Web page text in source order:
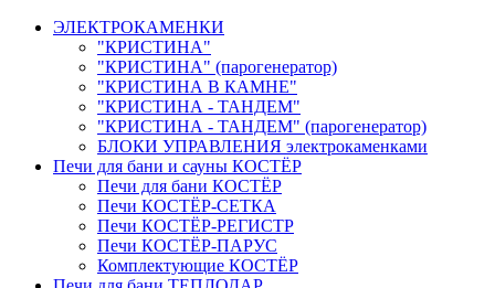
ЭЛЕКТРОКАМЕНКИ
"КРИСТИНА"
"КРИСТИНА" (парогенератор)
"КРИСТИНА В КАМНЕ"
"КРИСТИНА - ТАНДЕМ"
"КРИСТИНА - ТАНДЕМ" (парогенератор)
БЛОКИ УПРАВЛЕНИЯ электрокаменками
Печи для бани и сауны КОСТЁР
Печи для бани КОСТЁР
Печи КОСТЁР-СЕТКА
Печи КОСТЁР-РЕГИСТР
Печи КОСТЁР-ПАРУС
Комплектующие КОСТЁР